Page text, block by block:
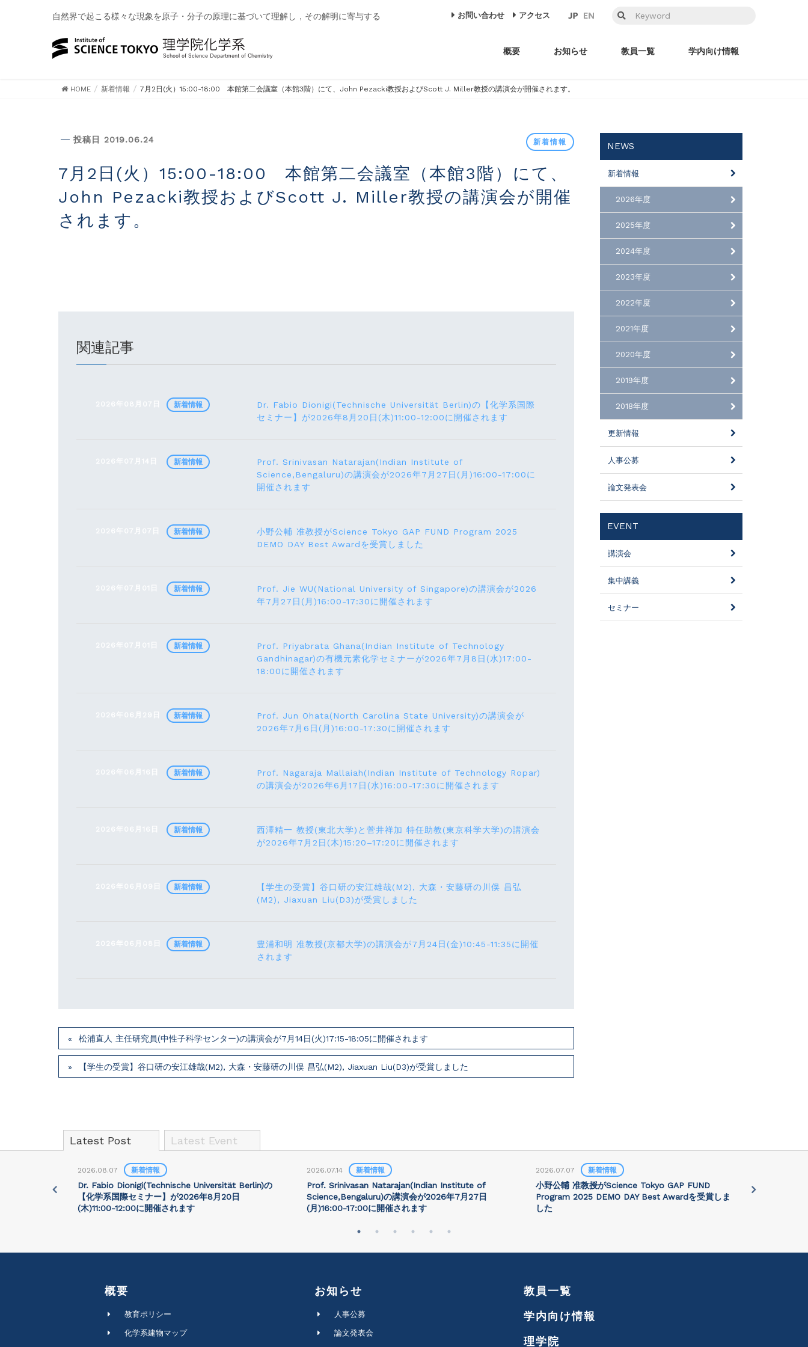
自然界で起こる様々な現象を原子・分子の原理に基づいて理解し，その解明に寄与する お問い合わせ アクセス
概要 お知らせ 教員一覧 学内向け情報
HOME 新着情報 7月2日(火）15:00-18:00 本館第二会議室（本館3階）にて、John Pezacki教授およびScott J. Miller教授の講演会が開催されます。
投稿日 2019.06.24 新着情報
7月2日(火）15:00-18:00 本館第二会議室（本館3階）にて、
John Pezacki教授およびScott J. Miller教授の講演会が開催
されます。
関連記事
2026年08月07日
Dr. Fabio Dionigi(Technische Universität Berlin)の【化学系国際
セミナー】が2026年8⽉20⽇(⽊)11:00-12:00に開催されます
新着情報
2026年07月14日
Prof. Srinivasan Natarajan(Indian Institute of
Science,Bengaluru)の講演会が2026年7月27⽇(月)16:00-17:00に
開催されます
新着情報
2026年07月07日
小野公輔 准教授がScience Tokyo GAP FUND Program 2025
DEMO DAY Best Awardを受賞しました
新着情報
2026年07月01日
Prof. Jie WU(National University of Singapore)の講演会が2026
年7月27日(月)16:00-17:30に開催されます
新着情報
2026年07月01日
Prof. Priyabrata Ghana(Indian Institute of Technology
Gandhinagar)の有機元素化学セミナーが2026年7月8日(水)17:00-
18:00に開催されます
新着情報
2026年06月29日
Prof. Jun Ohata(North Carolina State University)の講演会が
2026年7月6日(月)16:00-17:30に開催されます
新着情報
2026年06月16日
Prof. Nagaraja Mallaiah(Indian Institute of Technology Ropar)
の講演会が2026年6月17⽇(水)16:00-17:30に開催されます
新着情報
2026年06月16日
西澤精一 教授(東北大学)と菅井祥加 特任助教(東京科学大学)の講演会
が2026年7月2日(木)15:20–17:20に開催されます
新着情報
2026年06月09日
【学生の受賞】谷口研の安江雄哉(M2), 大森・安藤研の川俣 昌弘
(M2), Jiaxuan Liu(D3)が受賞しました
新着情報
2026年06月08日
豊浦和明 准教授(京都大学)の講演会が7月24⽇(⾦)10:45-11:35に開催
されます
新着情報
松浦直人 主任研究員(中性子科学センター)の講演会が7月14⽇(火)17:15-18:05に開催されます
【学生の受賞】谷口研の安江雄哉(M2), 大森・安藤研の川俣 昌弘(M2), Jiaxuan Liu(D3)が受賞しました
NEWS
新着情報
2026年度
2025年度
2024年度
2023年度
2022年度
2021年度
2020年度
2019年度
2018年度
更新情報
人事公募
論文発表会
EVENT
講演会
集中講義
セミナー
Latest Post Latest Event
2026.08.07 新着情報
Dr. Fabio Dionigi(Technische Universität Berlin)の
【化学系国際セミナー】が2026年8⽉20⽇
(⽊)11:00-12:00に開催されます
2026.07.14 新着情報
Prof. Srinivasan Natarajan(Indian Institute of
Science,Bengaluru)の講演会が2026年7月27⽇
(月)16:00-17:00に開催されます
2026.07.07 新着情報
小野公輔 准教授がScience Tokyo GAP FUND
Program 2025 DEMO DAY Best Awardを受賞しま
した
概要
教育ポリシー
化学系建物マップ
お知らせ
人事公募
論文発表会
教員一覧
学内向け情報
理学院